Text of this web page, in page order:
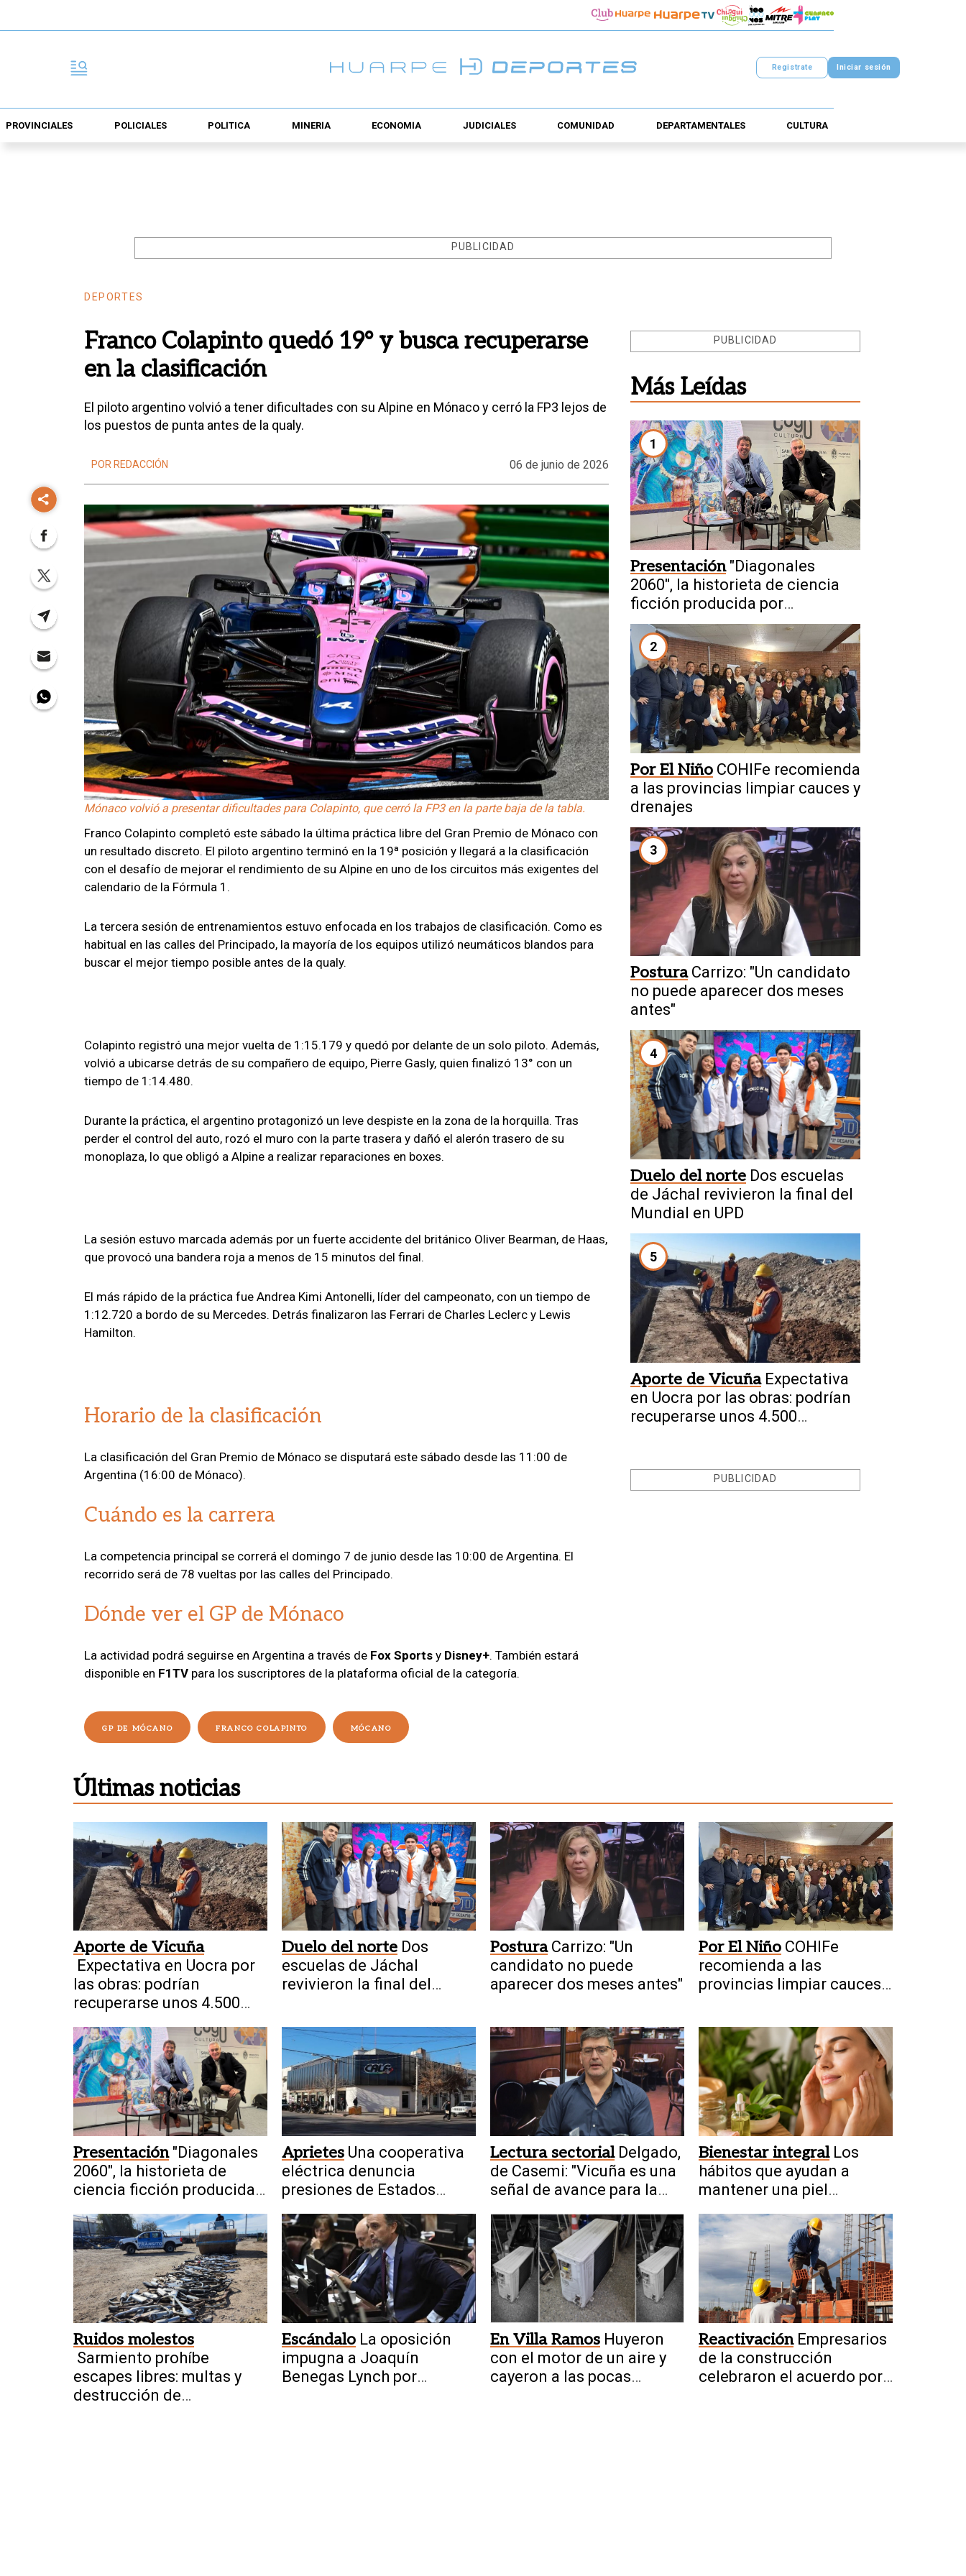
Registrate Iniciar sesión
PROVINCIALES POLICIALES POLÍTICA MINERÍA ECONOMÍA JUDICIALES COMUNIDAD DEPARTAMENTALES CULTURA
PUBLICIDAD
DEPORTES
Franco Colapinto quedó 19° y busca recuperarse
en la clasificación
El piloto argentino volvió a tener dificultades con su Alpine en Mónaco y cerró la FP3 lejos de
los puestos de punta antes de la qualy.
POR REDACCIÓN 06 de junio de 2026
Mónaco volvió a presentar dificultades para Colapinto, que cerró la FP3 en la parte baja de la tabla.
Franco Colapinto completó este sábado la última práctica libre del Gran Premio de Mónaco con
un resultado discreto. El piloto argentino terminó en la 19ª posición y llegará a la clasificación
con el desafío de mejorar el rendimiento de su Alpine en uno de los circuitos más exigentes del
calendario de la Fórmula 1.
La tercera sesión de entrenamientos estuvo enfocada en los trabajos de clasificación. Como es
habitual en las calles del Principado, la mayoría de los equipos utilizó neumáticos blandos para
buscar el mejor tiempo posible antes de la qualy.
Colapinto registró una mejor vuelta de 1:15.179 y quedó por delante de un solo piloto. Además,
volvió a ubicarse detrás de su compañero de equipo, Pierre Gasly, quien finalizó 13° con un
tiempo de 1:14.480.
Durante la práctica, el argentino protagonizó un leve despiste en la zona de la horquilla. Tras
perder el control del auto, rozó el muro con la parte trasera y dañó el alerón trasero de su
monoplaza, lo que obligó a Alpine a realizar reparaciones en boxes.
La sesión estuvo marcada además por un fuerte accidente del británico Oliver Bearman, de Haas,
que provocó una bandera roja a menos de 15 minutos del final.
El más rápido de la práctica fue Andrea Kimi Antonelli, líder del campeonato, con un tiempo de
1:12.720 a bordo de su Mercedes. Detrás finalizaron las Ferrari de Charles Leclerc y Lewis
Hamilton.
Horario de la clasificación
La clasificación del Gran Premio de Mónaco se disputará este sábado desde las 11:00 de
Argentina (16:00 de Mónaco).
Cuándo es la carrera
La competencia principal se correrá el domingo 7 de junio desde las 10:00 de Argentina. El
recorrido será de 78 vueltas por las calles del Principado.
Dónde ver el GP de Mónaco
La actividad podrá seguirse en Argentina a través de Fox Sports y Disney+. También estará
disponible en F1TV para los suscriptores de la plataforma oficial de la categoría.
GP DE MÓCANO FRANCO COLAPINTO MÓCANO
PUBLICIDAD
Más Leídas
1
Presentación "Diagonales
2060", la historieta de ciencia
ficción producida por
sanjuaninos sale a la luz
2
Por El Niño COHIFe recomienda
a las provincias limpiar cauces y
drenajes
3
Postura Carrizo: "Un candidato
no puede aparecer dos meses
antes"
4
Duelo del norte Dos escuelas
de Jáchal revivieron la final del
Mundial en UPD
5
Aporte de Vicuña Expectativa
en Uocra por las obras: podrían
recuperarse unos 4.500
PUBLICIDAD
Últimas noticias
Aporte de Vicuña
Expectativa en Uocra por
las obras: podrían
recuperarse unos 4.500
Duelo del norte Dos
escuelas de Jáchal
revivieron la final del
Postura Carrizo: "Un
candidato no puede
aparecer dos meses antes"
Por El Niño COHIFe
recomienda a las
provincias limpiar cauces y
Presentación "Diagonales
2060", la historieta de
ciencia ficción producida
luz
Aprietes Una cooperativa
eléctrica denuncia
presiones de Estados
china
Lectura sectorial Delgado,
de Casemi: "Vicuña es una
señal de avance para la
Bienestar integral Los
hábitos que ayudan a
mantener una piel
natural
Ruidos molestos
Sarmiento prohíbe
escapes libres: multas y
destrucción de
Escándalo La oposición
impugna a Joaquín
Benegas Lynch por
En Villa Ramos Huyeron
con el motor de un aire y
cayeron a las pocas
Reactivación Empresarios
de la construcción
celebraron el acuerdo por